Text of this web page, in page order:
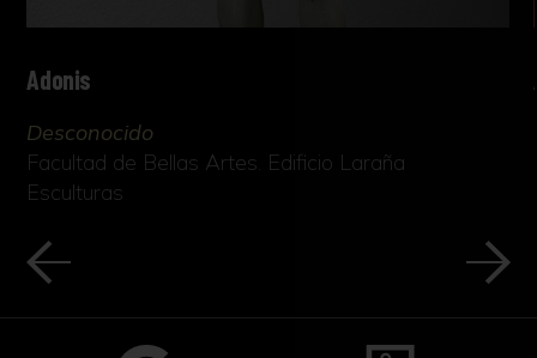
Adonis
Desconocido
Facultad de Bellas Artes. Edificio Laraña
Esculturas